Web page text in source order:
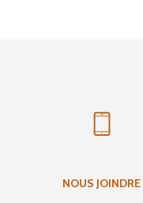
NOUS JOINDRE